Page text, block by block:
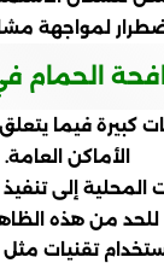
لمواجهة
الحمام
كبيرة فيما
الأماكن العامة.
إلى تنفيذ
للحد من هذه
تقنيات مثل